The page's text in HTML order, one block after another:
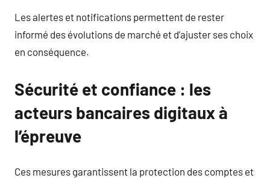
Les alertes et notifications permettent de rester
informé des évolutions de marché et d’ajuster ses choix
en conséquence.
Sécurité et confiance : les
acteurs bancaires digitaux à
l’épreuve
Ces mesures garantissent la protection des comptes et